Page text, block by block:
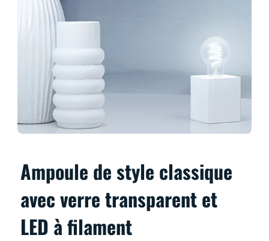
Ampoule de style classique
avec verre transparent et
LED à filament